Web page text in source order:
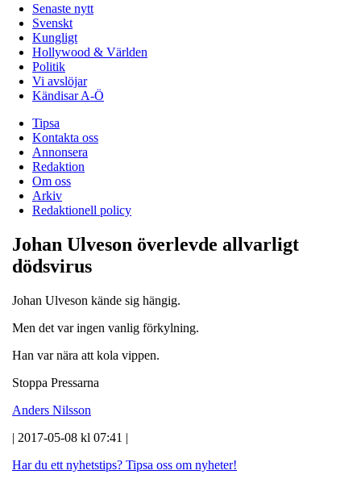
Senaste nytt
Svenskt
Kungligt
Hollywood & Världen
Politik
Vi avslöjar
Kändisar A-Ö
Tipsa
Kontakta oss
Annonsera
Redaktion
Om oss
Arkiv
Redaktionell policy
Johan Ulveson överlevde allvarligt
dödsvirus
Johan Ulveson kände sig hängig.
Men det var ingen vanlig förkylning.
Han var nära att kola vippen.
Stoppa Pressarna
Anders Nilsson
| 2017-05-08 kl 07:41 |
Har du ett nyhetstips? Tipsa oss om nyheter!